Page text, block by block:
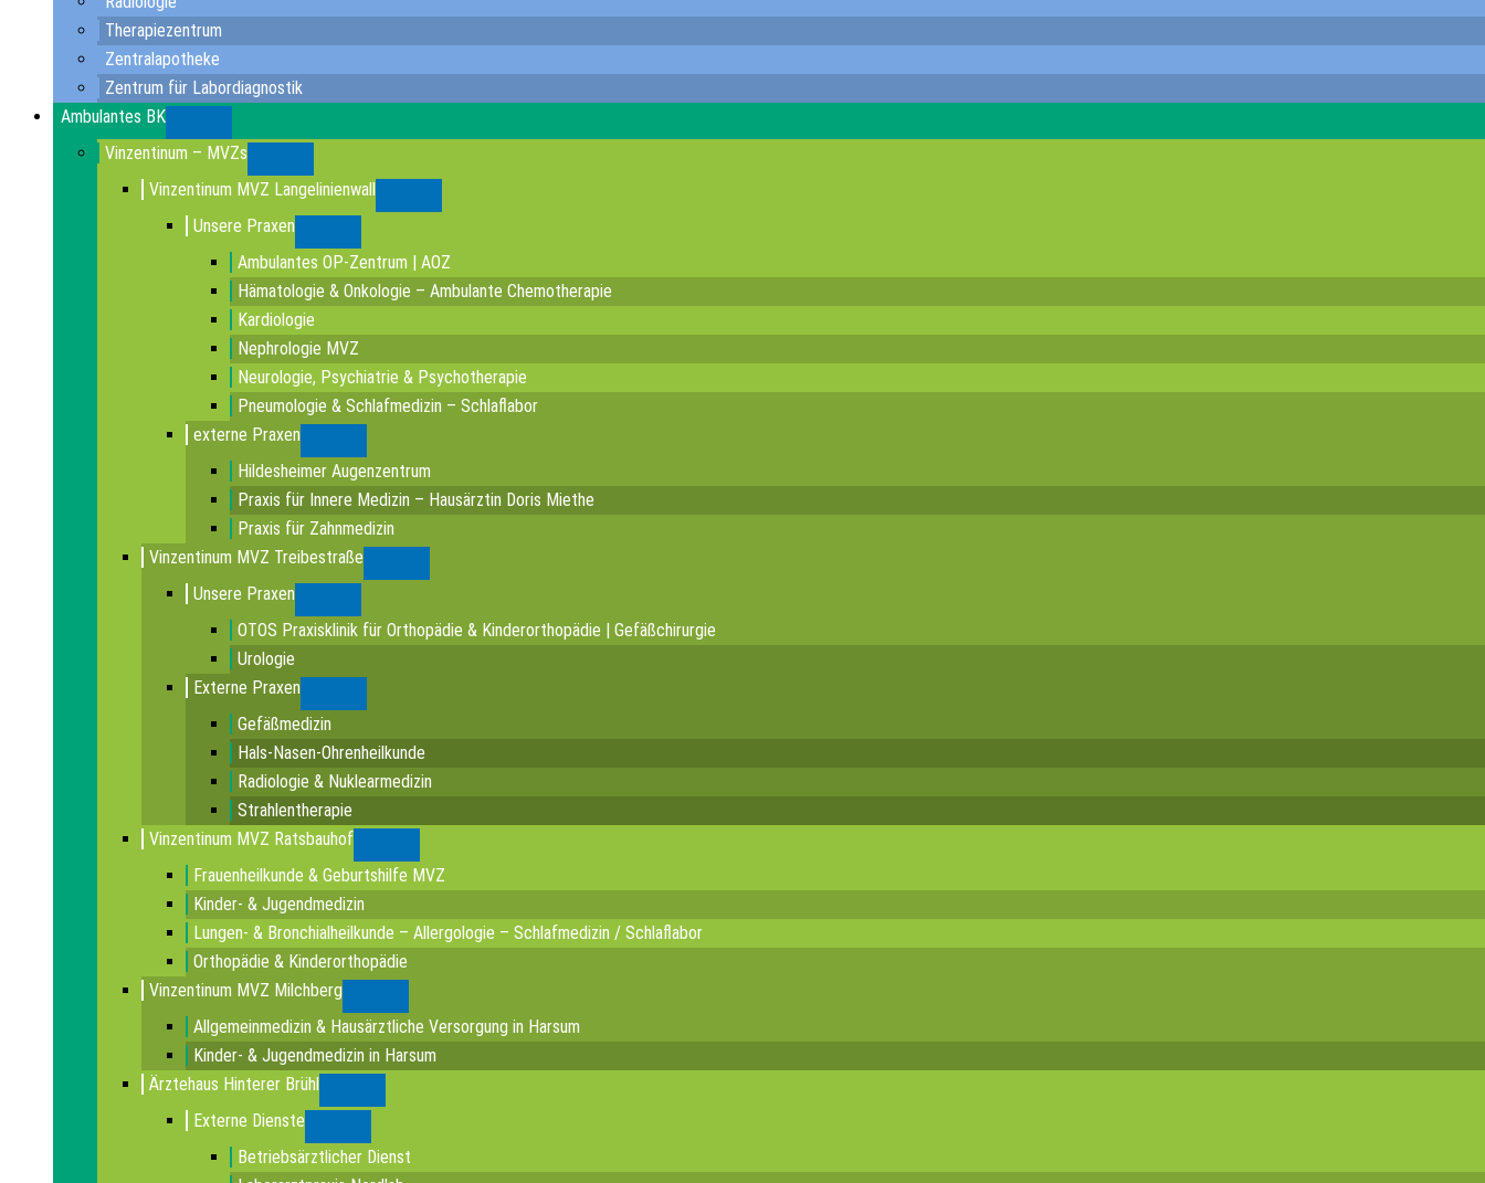
Therapiezentrum
Zentralapotheke
Zentrum für Labordiagnostik
Ambulantes BK
Vinzentinum – MVZs
Vinzentinum MVZ Langelinienwall
Unsere Praxen
Ambulantes OP-Zentrum | AOZ
Hämatologie & Onkologie – Ambulante Chemotherapie
Kardiologie
Nephrologie MVZ
Neurologie, Psychiatrie & Psychotherapie
Pneumologie & Schlafmedizin – Schlaflabor
externe Praxen
Hildesheimer Augenzentrum
Praxis für Innere Medizin – Hausärztin Doris Miethe
Praxis für Zahnmedizin
Vinzentinum MVZ Treibestraße
Unsere Praxen
OTOS Praxisklinik für Orthopädie & Kinderorthopädie | Gefäßchirurgie
Urologie
Externe Praxen
Gefäßmedizin
Hals-Nasen-Ohrenheilkunde
Radiologie & Nuklearmedizin
Strahlentherapie
Vinzentinum MVZ Ratsbauhof
Frauenheilkunde & Geburtshilfe MVZ
Kinder- & Jugendmedizin
Lungen- & Bronchialheilkunde – Allergologie – Schlafmedizin / Schlaflabor
Orthopädie & Kinderorthopädie
Vinzentinum MVZ Milchberg
Allgemeinmedizin & Hausärztliche Versorgung in Harsum
Kinder- & Jugendmedizin in Harsum
Ärztehaus Hinterer Brühl
Externe Dienste
Betriebsärztlicher Dienst